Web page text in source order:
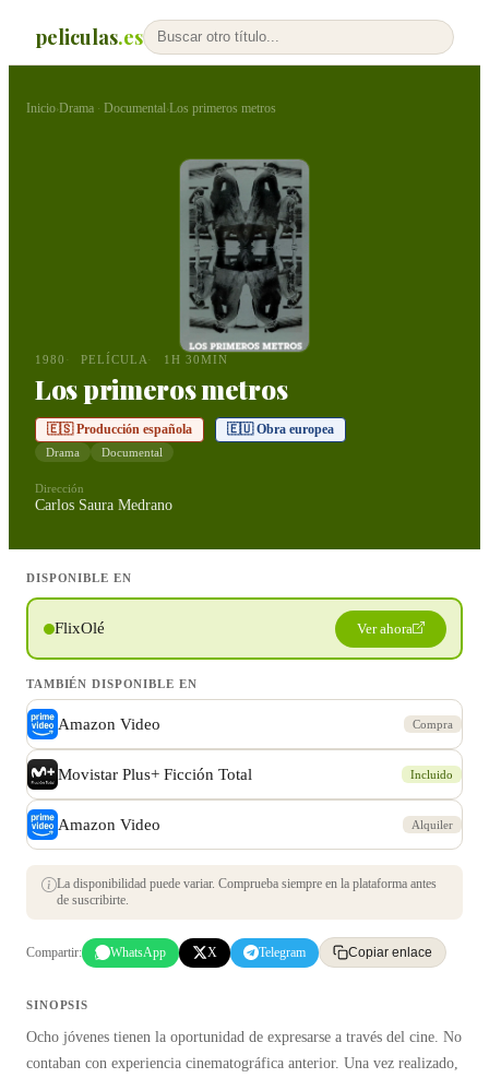
peliculas.es
Inicio›Drama · Documental›Los primeros metros
1980 PELÍCULA 1H 30MIN
Los primeros metros
🇪🇸 Producción española 🇪🇺 Obra europea
Drama Documental
Dirección
Carlos Saura Medrano
DISPONIBLE EN
FlixOlé Ver ahora
TAMBIÉN DISPONIBLE EN
Amazon Video Compra
Movistar Plus+ Ficción Total Incluido
Amazon Video Alquiler
La disponibilidad puede variar. Comprueba siempre en la plataforma antes
de suscribirte.
Compartir: WhatsApp X Telegram Copiar enlace
SINOPSIS
Ocho jóvenes tienen la oportunidad de expresarse a través del cine. No
contaban con experiencia cinematográfica anterior. Una vez realizado,